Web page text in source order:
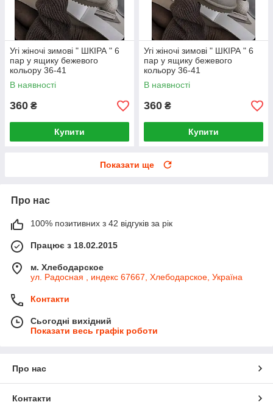
Угі жіночі зимові " ШКІРА " 6
пар у ящику бежевого
кольору 36-41
В наявності
360 ₴
Купити
Угі жіночі зимові " ШКІРА " 6
пар у ящику бежевого
кольору 36-41
В наявності
360 ₴
Купити
Показати ще
Про нас
100% позитивних з 42 відгуків за рік
Працює з 18.02.2015
м. Хлебодарское
ул. Радосная , индекс 67667, Хлебодарское, Україна
Контакти
Сьогодні вихідний
Показати весь графік роботи
Про нас
Контакти